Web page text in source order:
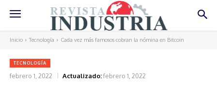
Inicio Tecnología Cada vez más famosos cobran la nómina en Bitcoin
TECNOLOGÍA
febrero 1, 2022 Actualizado:febrero 1, 2022